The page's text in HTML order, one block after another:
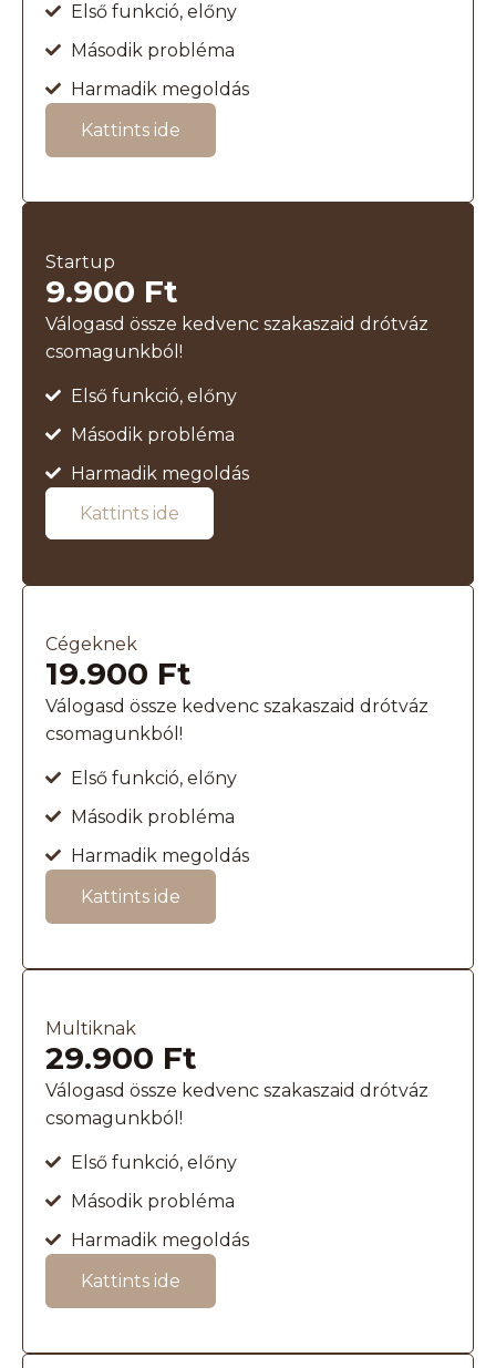
Első funkció, előny
Második probléma
Harmadik megoldás
Kattints ide
Startup
9.900 Ft
Válogasd össze kedvenc szakaszaid drótváz
csomagunkból!
Első funkció, előny
Második probléma
Harmadik megoldás
Kattints ide
Cégeknek
19.900 Ft
Válogasd össze kedvenc szakaszaid drótváz
csomagunkból!
Első funkció, előny
Második probléma
Harmadik megoldás
Kattints ide
Multiknak
29.900 Ft
Válogasd össze kedvenc szakaszaid drótváz
csomagunkból!
Első funkció, előny
Második probléma
Harmadik megoldás
Kattints ide